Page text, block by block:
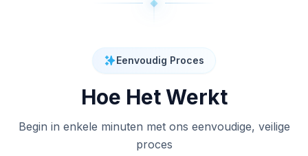
Eenvoudig Proces
Hoe Het Werkt
Begin in enkele minuten met ons eenvoudige, veilige
proces